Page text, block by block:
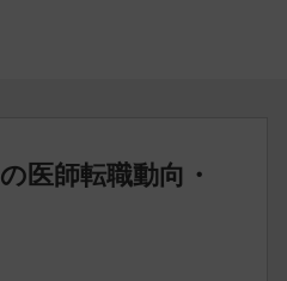
の医師転職動向・